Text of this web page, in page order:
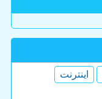
اینترنت